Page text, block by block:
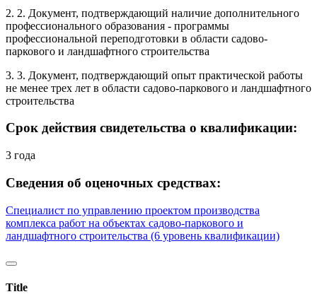
2. 2. Документ, подтверждающий наличие дополнительного
профессионального образования - программы
профессиональной переподготовки в области садово-
паркового и ландшафтного строительства
3. 3. Документ, подтверждающий опыт практической работы
не менее трех лет в области садово-паркового и ландшафтного
строительства
Срок действия свидетельства о квалификации:
3 года
Сведения об оценочных средствах:
Специалист по управлению проектом производства
комплекса работ на объектах садово-паркового и
ландшафтного строительства (6 уровень квалификации)
Title